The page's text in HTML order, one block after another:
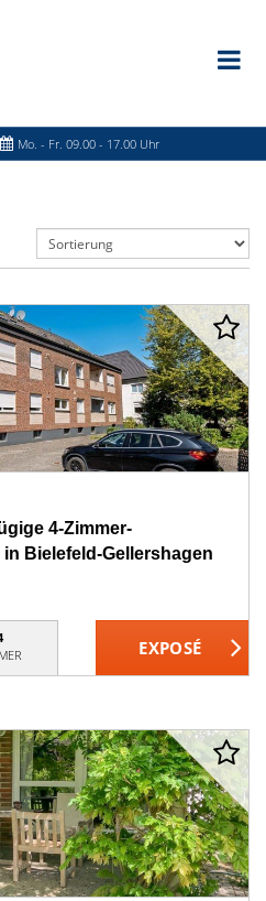
Mo. - Fr. 09.00 - 17.00 Uhr
4-Zimmer-
Bielefeld-Gellershagen